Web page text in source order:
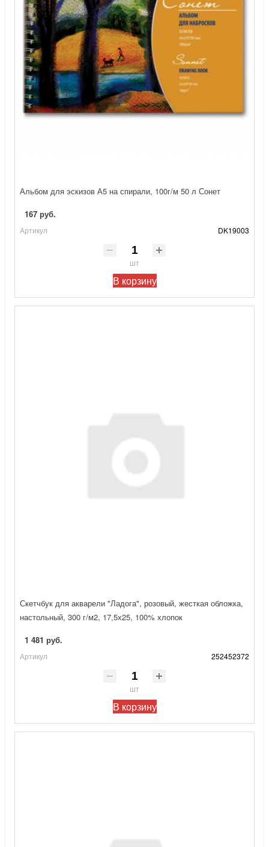
Альбом для эскизов А5 на спирали, 100г/м 50 л Сонет
167 руб.
Артикул DK19003
шт
В корзину
Скетчбук для акварели "Ладога", розовый, жесткая обложка,
настольный, 300 г/м2, 17,5х25, 100% хлопок
1 481 руб.
Артикул 252452372
шт
В корзину